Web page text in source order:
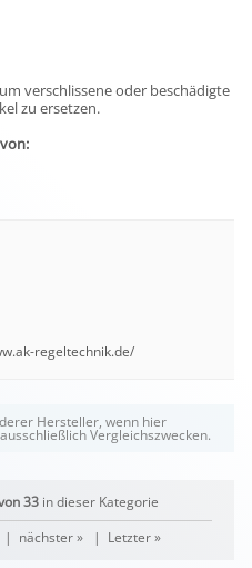
verschlissene oder beschädigte
zu ersetzen.
regeltechnik.de/
Hersteller, wenn hier
Vergleichszwecken.
33 in dieser Kategorie
nächster »| Letzter »